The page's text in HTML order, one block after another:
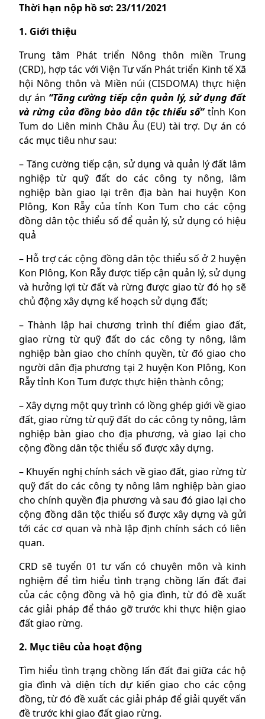
Thời hạn nộp hồ sơ: 23/11/2021
1. Giới thiệu
Trung tâm Phát triển Nông thôn miền Trung
(CRD), hợp tác với Viện Tư vấn Phát triển Kinh tế Xã
hội Nông thôn và Miền núi (CISDOMA) thực hiện
dự án “Tăng cường tiếp cận quản lý, sử dụng đất
và rừng của đồng bào dân tộc thiểu số” tỉnh Kon
Tum do Liên minh Châu Âu (EU) tài trợ. Dự án có
các mục tiêu như sau:
– Tăng cường tiếp cận, sử dụng và quản lý đất lâm
nghiệp từ quỹ đất do các công ty nông, lâm
nghiệp bàn giao lại trên địa bàn hai huyện Kon
Plông, Kon Rẫy của tỉnh Kon Tum cho các cộng
đồng dân tộc thiểu số để quản lý, sử dụng có hiệu
quả
– Hỗ trợ các cộng đồng dân tộc thiểu số ở 2 huyện
Kon Plông, Kon Rẫy được tiếp cận quản lý, sử dụng
và hưởng lợi từ đất và rừng được giao từ đó họ sẽ
chủ động xây dựng kế hoạch sử dụng đất;
– Thành lập hai chương trình thí điểm giao đất,
giao rừng từ quỹ đất do các công ty nông, lâm
nghiệp bàn giao cho chính quyền, từ đó giao cho
người dân địa phương tại 2 huyện Kon Plông, Kon
Rẫy tỉnh Kon Tum được thực hiện thành công;
– Xây dựng một quy trình có lồng ghép giới về giao
đất, giao rừng từ quỹ đất do các công ty nông, lâm
nghiệp bàn giao cho địa phương, và giao lại cho
cộng đồng dân tộc thiểu số được xây dựng.
– Khuyến nghị chính sách về giao đất, giao rừng từ
quỹ đất do các công ty nông lâm nghiệp bàn giao
cho chính quyền địa phương và sau đó giao lại cho
cộng đồng dân tộc thiểu số được xây dựng và gửi
tới các cơ quan và nhà lập định chính sách có liên
quan.
CRD sẽ tuyển 01 tư vấn có chuyên môn và kinh
nghiệm để tìm hiểu tình trạng chồng lấn đất đai
của các cộng đồng và hộ gia đình, từ đó đề xuất
các giải pháp để tháo gỡ trước khi thực hiện giao
đất giao rừng.
2. Mục tiêu của hoạt động
Tìm hiểu tình trạng chồng lấn đất đai giữa các hộ
gia đình và diện tích dự kiến giao cho các cộng
đồng, từ đó đề xuất các giải pháp để giải quyết vấn
đề trước khi giao đất giao rừng.